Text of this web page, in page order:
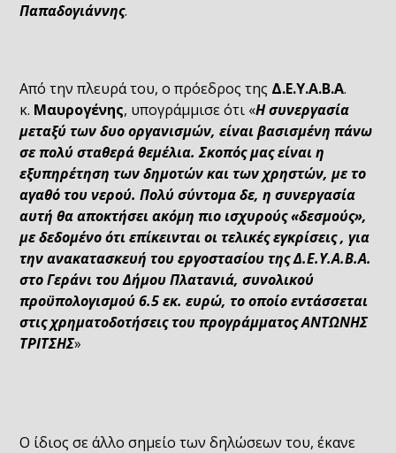
Παπαδογιάννης.
Από την πλευρά του, ο πρόεδρος της Δ.Ε.Υ.Α.Β.Α.
κ. Μαυρογένης, υπογράμμισε ότι «Η συνεργασία
μεταξύ των δυο οργανισμών, είναι βασισμένη πάνω
σε πολύ σταθερά θεμέλια. Σκοπός μας είναι η
εξυπηρέτηση των δημοτών και των χρηστών, με το
αγαθό του νερού. Πολύ σύντομα δε, η συνεργασία
αυτή θα αποκτήσει ακόμη πιο ισχυρούς «δεσμούς»,
με δεδομένο ότι επίκεινται οι τελικές εγκρίσεις , για
την ανακατασκευή του εργοστασίου της Δ.Ε.Υ.Α.Β.Α.
στο Γεράνι του Δήμου Πλατανιά, συνολικού
προϋπολογισμού 6.5 εκ. ευρώ, το οποίο εντάσσεται
στις χρηματοδοτήσεις του προγράμματος ΑΝΤΩΝΗΣ
ΤΡΙΤΣΗΣ»
Ο ίδιος σε άλλο σημείο των δηλώσεων του, έκανε